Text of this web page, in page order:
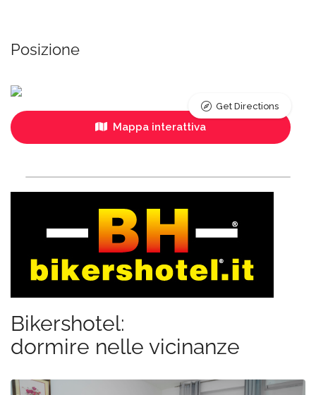
Posizione
Mappa interattiva
Get Directions
Bikershotel:
dormire nelle vicinanze